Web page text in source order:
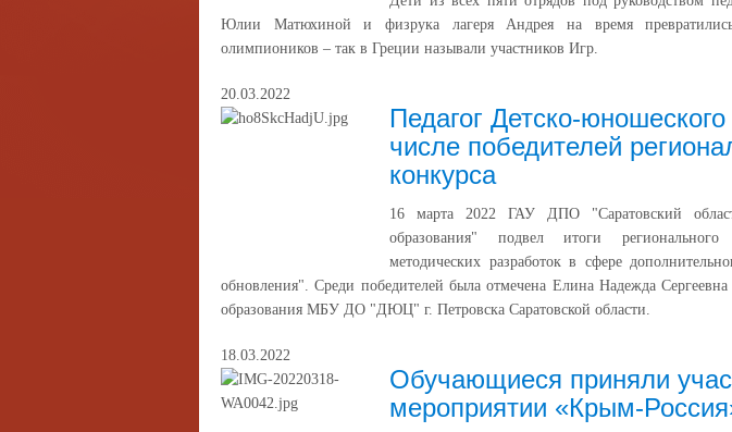
Юлии Матюхиной и физрука лагеря Андрея на время
олимпиоников – так в Греции называли участников Игр.
20.03.2022
Педагог Детско-
числе победителей
конкурса
16 марта 2022 ГАУ ДПО "Саратовский
образования" подвел итоги
методических разработок в сфере
обновления". Среди победителей была отмечена Елина Надежда Сергеевна
образования МБУ ДО "ДЮЦ" г. Петровска Саратовской области.
18.03.2022
Обучающиеся приняли
мероприятии «Крым-